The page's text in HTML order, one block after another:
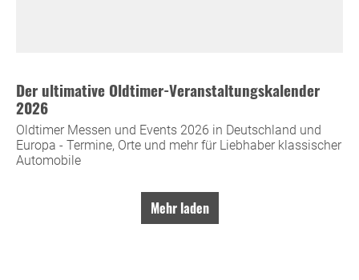
Der ultimative Oldtimer-Veranstaltungskalender
2026
Oldtimer Messen und Events 2026 in Deutschland und
Europa - Termine, Orte und mehr für Liebhaber klassischer
Automobile
Mehr laden